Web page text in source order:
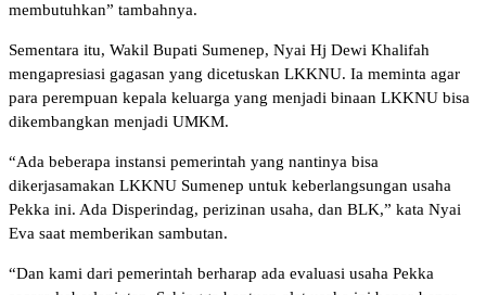
membutuhkan” tambahnya.
Sementara itu, Wakil Bupati Sumenep, Nyai Hj Dewi Khalifah
mengapresiasi gagasan yang dicetuskan LKKNU. Ia meminta agar
para perempuan kepala keluarga yang menjadi binaan LKKNU bisa
dikembangkan menjadi UMKM.
“Ada beberapa instansi pemerintah yang nantinya bisa
dikerjasamakan LKKNU Sumenep untuk keberlangsungan usaha
Pekka ini. Ada Disperindag, perizinan usaha, dan BLK,” kata Nyai
Eva saat memberikan sambutan.
“Dan kami dari pemerintah berharap ada evaluasi usaha Pekka